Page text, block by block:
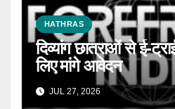
HATHRAS
दिव्यांग छात्राओं से ई-
लिए मांगे आवेदन
JUL 27, 2026